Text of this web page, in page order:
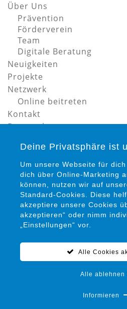
Über Uns
Prävention
Förderverein
Team
Digitale Beratung
Neuigkeiten
Projekte
Netzwerk
Online beitreten
Kontakt
Datenschutz
Petra Siems
Präventionsrat gegen
05341 / 94 15 22 0
info@praeventionsrat-
Deine Privatsphäre ist
Um unsere Webseite für
dich über Online-Marketing
können, nutzen wir auf
Standard-Cookies. Diese
akzeptiere unsere Cookies
akzeptieren“ oder nimm
„Einstellungen“ vor.
Alle Cookies
Alle ablehnen
Informieren